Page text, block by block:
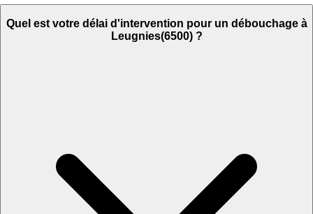
Quel est votre délai d'intervention pour un débouchage à
Leugnies(6500) ?